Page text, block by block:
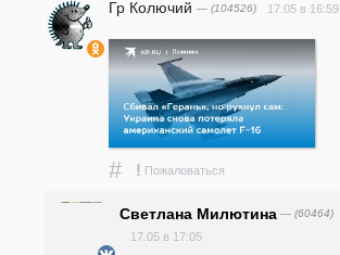
Гр Колючий — (104526) 17.05 в 16:59
# ! Пожаловаться
Светлана Милютина — (60464)
17.05 в 17:05